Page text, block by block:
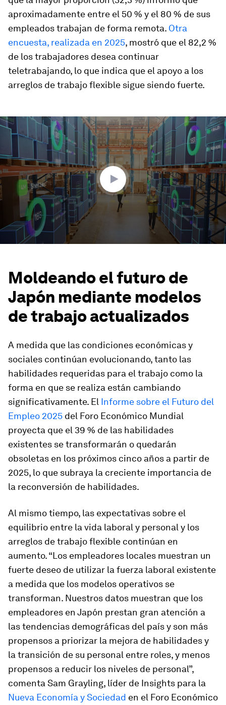
aproximadamente entre el 50 % y el 80 % de sus
empleados trabajan de forma remota. Otra
encuesta, realizada en 2025, mostró que el 82,2 %
de los trabajadores desea continuar
teletrabajando, lo que indica que el apoyo a los
arreglos de trabajo flexible sigue siendo fuerte.
0
seconds
seconds
Moldeando el futuro de
Japón mediante modelos
de trabajo actualizados
A medida que las condiciones económicas y
sociales continúan evolucionando, tanto las
habilidades requeridas para el trabajo como la
forma en que se realiza están cambiando
significativamente. El Informe sobre el Futuro del
Empleo 2025 del Foro Económico Mundial
proyecta que el 39 % de las habilidades
existentes se transformarán o quedarán
obsoletas en los próximos cinco años a partir de
2025, lo que subraya la creciente importancia de
la reconversión de habilidades.
Al mismo tiempo, las expectativas sobre el
equilibrio entre la vida laboral y personal y los
arreglos de trabajo flexible continúan en
aumento. “Los empleadores locales muestran un
fuerte deseo de utilizar la fuerza laboral existente
a medida que los modelos operativos se
transforman. Nuestros datos muestran que los
empleadores en Japón prestan gran atención a
las tendencias demográficas del país y son más
propensos a priorizar la mejora de habilidades y
la transición de su personal entre roles, y menos
propensos a reducir los niveles de personal”,
comenta Sam Grayling, líder de Insights para la
Nueva Economía y Sociedad en el Foro Económico